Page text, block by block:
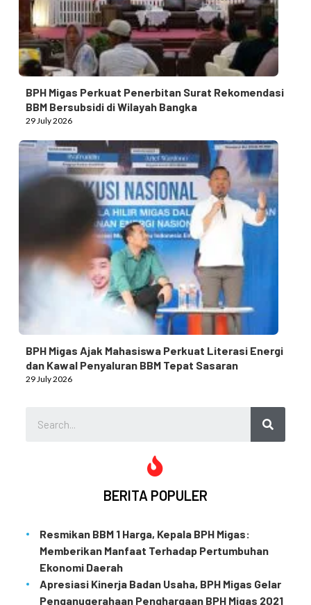
BPH Migas Perkuat Penerbitan Surat Rekomendasi
BBM Bersubsidi di Wilayah Bangka
29 July 2026
BPH Migas Ajak Mahasiswa Perkuat Literasi Energi
dan Kawal Penyaluran BBM Tepat Sasaran
29 July 2026
BERITA POPULER
Resmikan BBM 1 Harga, Kepala BPH Migas:
Memberikan Manfaat Terhadap Pertumbuhan
Ekonomi Daerah
Apresiasi Kinerja Badan Usaha, BPH Migas Gelar
Penganugerahaan Penghargaan BPH Migas 2021